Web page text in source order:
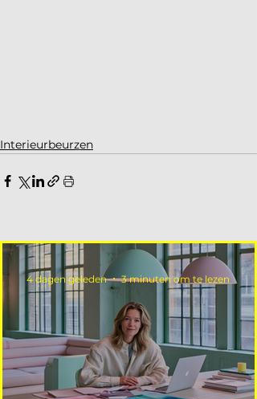
Interieurbeurzen
4 dagen geleden 3 minuten om te lezen